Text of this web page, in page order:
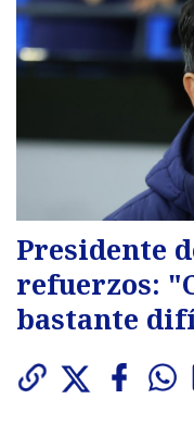
Presidente
refuerzos:
bastante